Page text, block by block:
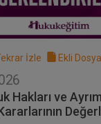
İzle Ekli Dosya
Hakları ve